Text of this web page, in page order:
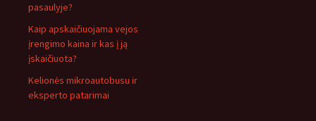
pasaulyje?
Kaip apskaičiuojama vejos
įrengimo kaina ir kas į ją
įskaičiuota?
Kelionės mikroautobusu ir
eksperto patarimai